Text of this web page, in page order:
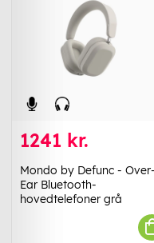
1241 kr.
Mondo by Defunc - Over-
Ear Bluetooth-
hovedtelefoner grå